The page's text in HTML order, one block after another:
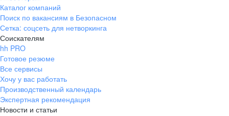
Каталог компаний
Поиск по вакансиям в Безопасном
Сетка: соцсеть для нетворкинга
Соискателям
hh PRO
Готовое резюме
Все сервисы
Хочу у вас работать
Производственный календарь
Экспертная рекомендация
Новости и статьи